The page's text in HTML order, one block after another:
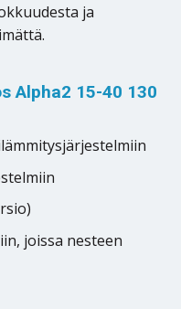
ja
Alpha2 15-40 130
joissa nesteen